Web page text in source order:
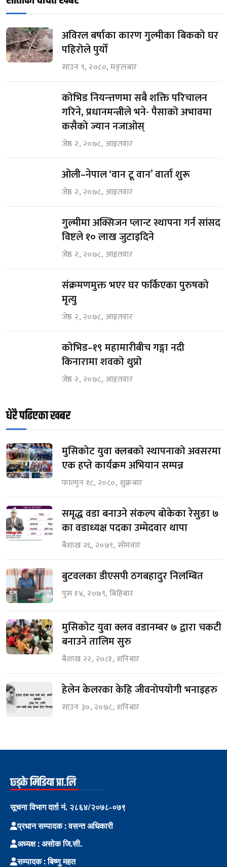
अविरल बर्षाका कारण गुल्मीका बिकको घर
पहिरोले पुर्यो
साउन ९, २०८०, मङ्लबार
कोभिड नियन्त्तणमा सबै शक्ति परिचालन
गरिने, प्रधानमन्त्रीले भने- पैसाको अभावमा
कसैको ज्यान नजाओस्
जेष्ठ २, २०७८, आइतवार
ओली–नेपाल ‘वान टू वान’ वार्ता शुरू
जेष्ठ २, २०७८, आइतवार
गुल्मीमा अक्सिजन प्लान्ट स्थापना गर्न सांसद
विष्टले १० लाख जुटाइदिने
जेष्ठ २, २०७८, आइतवार
संक्रमणमुक्त भएर घर फर्किएका पुरुषको
मृत्यु
जेष्ठ २, २०७८, आइतवार
कोभिड–१९ महामारीबीच गङ्गा नदी
किनारामा शवको थुप्रो
जेष्ठ २, २०७८, आइतवार
धेरै पढिएका खबर
मुसिकोट युवा क्लबको स्थापनाको अवसरमा
एक हप्ते कार्यक्रम अभियान सम्पन्न
फाल्गुन १८, २०८०, शुक्रबार
समृद्ध वडा बनाउने संकल्प बोकेका रेसुङा ७
का वडाध्यक्ष पदका उम्मेदवार थापा
बैशाख २६, २०७९, सोमवार
बुटवलका डीएसपी ठगबहादुर निलम्बित
पुस १४, २०७९, बिहिबार
मुसिकोट युवा क्लव वडानम्बर ७ द्वारा चकटी
बनाउने तालिम सुरु
बैशाख २२, २०८१, शनिबार
हेलेन केलरका केहि जीवनोपयोगी भनाइहरु
साउन ३०, २०७८, शनिबार
छ्ड्के मिडिया प्रा.लि
सूचना विभाग दर्ता नं. २८६४/२०७८-०७९
प्रधान सम्पादक : वसन्त अधिकारी
अध्यक्ष : असोक जि.सी.
सम्पादक : बिष्णु महत